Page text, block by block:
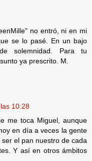
no entró, ni en mi
se lo pasé. En un bajo
solemnidad. Para tu
ya prescrito. M.
10:28
me toca Miguel, aunque
en día a veces la gente
el pan nuestro de cada
Y así en otros ámbitos